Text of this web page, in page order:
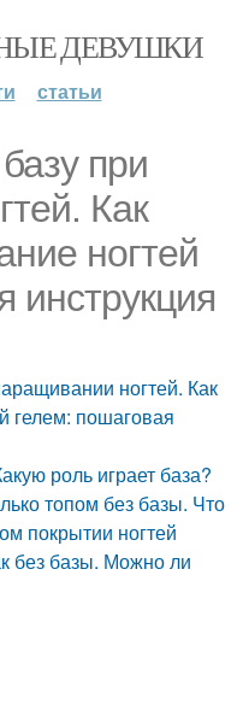
ДЕВУШКИ
статьи
при
Как
ногтей
инструкция
ногтей. Как
гелем: пошаговая
роль играет база?
топом без базы. Что
покрытии ногтей
без базы. Можно ли